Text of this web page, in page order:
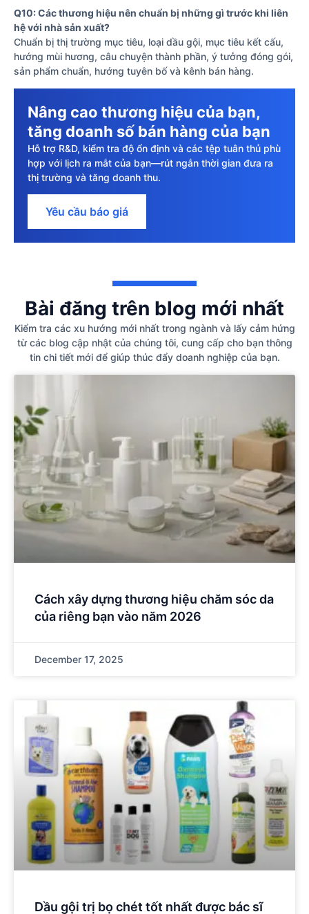
Q10: Các thương hiệu nên chuẩn bị những gì trước khi liên
hệ với nhà sản xuất?
Chuẩn bị thị trường mục tiêu, loại dầu gội, mục tiêu kết cấu,
hướng mùi hương, câu chuyện thành phần, ý tưởng đóng gói,
sản phẩm chuẩn, hướng tuyên bố và kênh bán hàng.
Nâng cao thương hiệu của bạn,
tăng doanh số bán hàng của bạn
Hỗ trợ R&D, kiểm tra độ ổn định và các tệp tuân thủ phù
hợp với lịch ra mắt của bạn—rút ngắn thời gian đưa ra
thị trường và tăng doanh thu.
Yêu cầu báo giá
Bài đăng trên blog mới nhất
Kiểm tra các xu hướng mới nhất trong ngành và lấy cảm hứng
từ các blog cập nhật của chúng tôi, cung cấp cho bạn thông
tin chi tiết mới để giúp thúc đẩy doanh nghiệp của bạn.
Cách xây dựng thương hiệu chăm sóc da
của riêng bạn vào năm 2026
December 17, 2025
Dầu gội trị bọ chét tốt nhất được bác sĩ